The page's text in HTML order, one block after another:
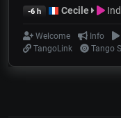
-6 h Cecile
Welcome Info
TangoLink
Tango